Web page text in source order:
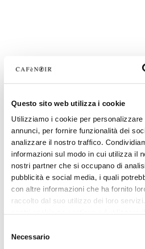
Questo sito web utilizza i cookie
Utilizziamo i cookie per personalizzare
annunci, per fornire funzionalità dei
analizzare il nostro traffico.
informazioni sul modo in cui utilizza il
nostri partner che si occupano di
pubblicità e social media, i quali
con altre informazioni che ha fornito
raccolto dal suo utilizzo dei loro
delNecessario